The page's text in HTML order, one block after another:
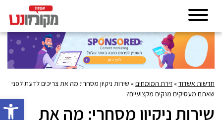
פתח
חדשות אשדוד» זירת המומחים» שירות ניקיון מסחרי: מה את צריכים לדעת לפני
שאתם מעסיקים מנקים מקצועיים?
שירות ניקיון מסחרי: מה את